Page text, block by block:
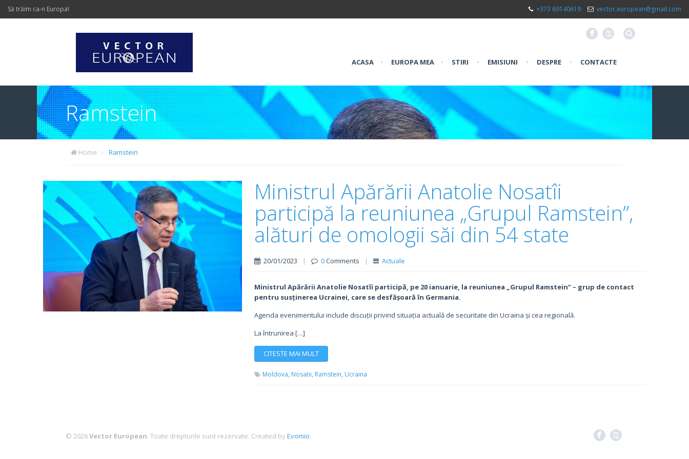
Să trăim ca-n Europa! +373 69140619 vector.european@gmail.com
F X
ACASA • EUROPA MEA • STIRI • EMISIUNI • DESPRE • CONTACTE
Ramstein
Home Ramstein
Ministrul Apărării Anatolie Nosatîi
participă la reuniunea „Grupul Ramstein”,
alături de omologii săi din 54 state
20/01/2023 | 0Comments | Actuale
Ministrul Apărării Anatolie Nosatîi participă, pe 20 ianuarie, la reuniunea „Grupul Ramstein” – grup de contact
pentru susținerea Ucrainei, care se desfășoară în Germania.
Agenda evenimentului include discuții privind situația actuală de securitate din Ucraina și cea regională.
La întrunirea […]
CITESTE MAI MULT
Moldova, Nosatii, Ramstein, Ucraina
© 2026Vector European. Toate drepturile sunt rezervate. Created byEvomio. F X